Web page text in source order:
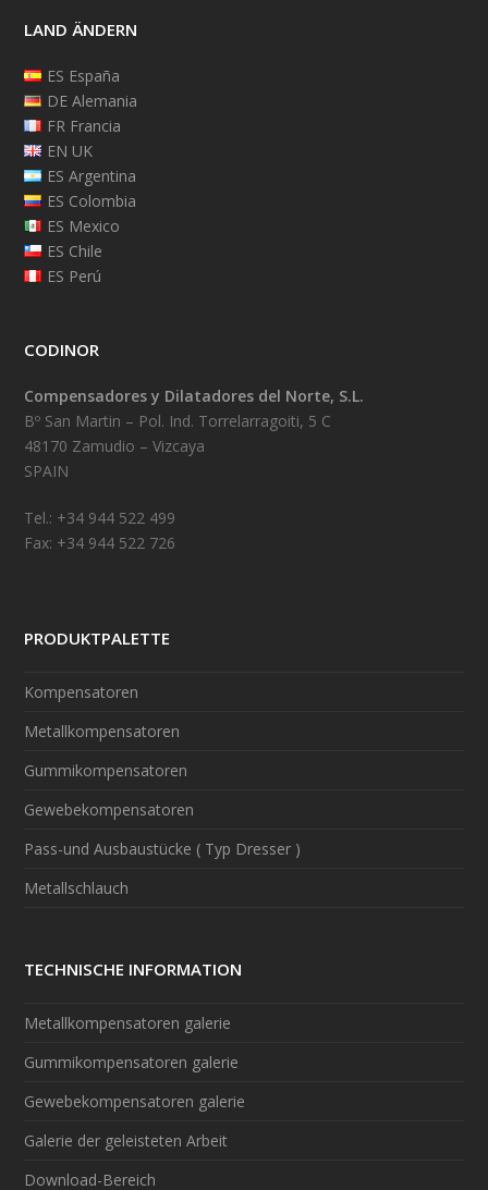
LAND ÄNDERN
ES España
DE Alemania
FR Francia
EN UK
ES Argentina
ES Colombia
ES Mexico
ES Chile
ES Perú
CODINOR
Compensadores y Dilatadores del Norte, S.L.
Bº San Martin – Pol. Ind. Torrelarragoiti, 5 C
48170 Zamudio – Vizcaya
SPAIN
Tel.: +34 944 522 499
Fax: +34 944 522 726
PRODUKTPALETTE
Kompensatoren
Metallkompensatoren
Gummikompensatoren
Gewebekompensatoren
Pass-und Ausbaustücke ( Typ Dresser )
Metallschlauch
TECHNISCHE INFORMATION
Metallkompensatoren galerie
Gummikompensatoren galerie
Gewebekompensatoren galerie
Galerie der geleisteten Arbeit
Download-Bereich